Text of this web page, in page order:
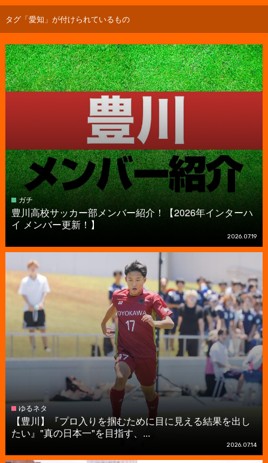
タグ「愛知」が付けられているもの
ガチ
豊川高校サッカー部メンバー紹介！【2026年インターハ
イ メンバー更新！】
2026.07.19
ゆるネタ
【豊川】『プロ入りを掴むために目に見える結果を出し
たい』"真の日本一"を目指す、...
2026.07.14